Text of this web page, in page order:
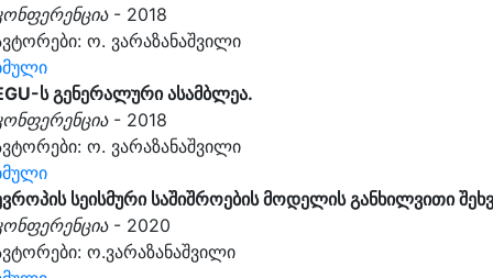
- 2018
ო. ვარაზანაშვილი
ს გენერალური ასამბლეა.
- 2018
ო. ვარაზანაშვილი
სეისმური საშიშროების მოდელის განხილვითი
- 2020
ო.ვარაზანაშვილი